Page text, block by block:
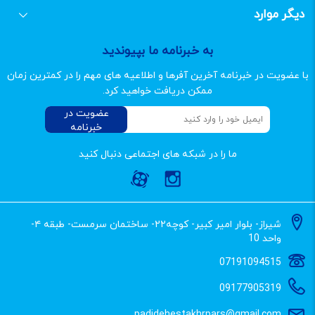
درباره پدیده استخر
تماس با پدیده استخر
فروشگاه پدیده استخر
نرم افزار محاسبات استخر و اسپا
فرم مشاوره
فرم استخدام
دیگر موارد
به خبرنامه ما بپیوندید
با عضویت در خبرنامه آخرین آفرها و اطلاعیه های مهم را در کمترین زمان
ممکن دریافت خواهید کرد.
عضویت در
خبرنامه
ما را در شبکه های اجتماعی دنبال کنید
شیراز- بلوار امیر کبیر- کوچه۲۲- ساختمان سرمست- طبقه ۴-
واحد 10
07191094515
09177905319